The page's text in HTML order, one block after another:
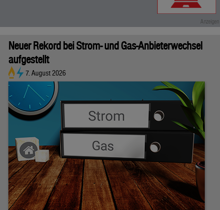
Neuer Rekord bei Strom- und Gas-Anbieterwechsel
aufgestellt
7. August 2026